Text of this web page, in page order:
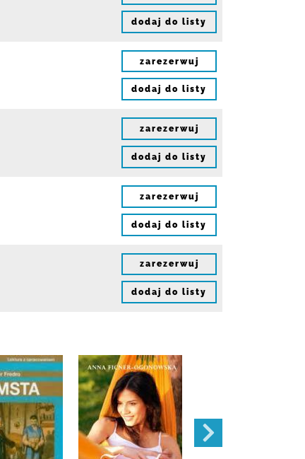
dodaj do listy
zarezerwuj
dodaj do listy
zarezerwuj
dodaj do listy
zarezerwuj
dodaj do listy
zarezerwuj
dodaj do listy